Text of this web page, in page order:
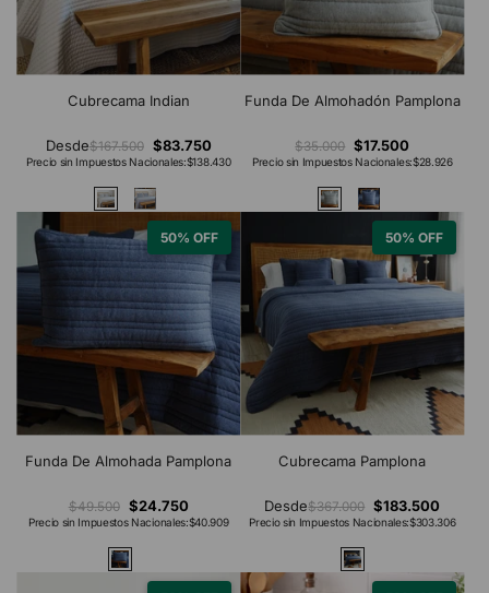
Cubrecama Indian
Desde$167.500 $83.750
Precio sin Impuestos Nacionales:$138.430
Funda De Almohadón Pamplona
$35.000 $17.500
Precio sin Impuestos Nacionales:$28.926
50% OFF
Funda De Almohada Pamplona
$49.500 $24.750
Precio sin Impuestos Nacionales:$40.909
50% OFF
Cubrecama Pamplona
Desde$367.000 $183.500
Precio sin Impuestos Nacionales:$303.306